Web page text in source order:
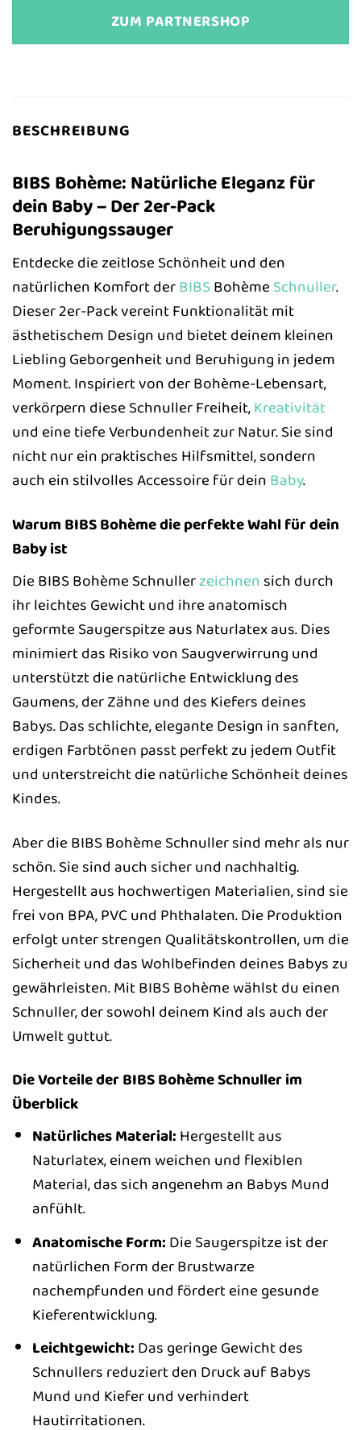
ZUM PARTNERSHOP
BESCHREIBUNG
BIBS Bohème: Natürliche Eleganz für
dein Baby – Der 2er-Pack
Beruhigungssauger
Entdecke die zeitlose Schönheit und den
natürlichen Komfort derBIBS BohèmeSchnuller.
Dieser 2er-Pack vereint Funktionalität mit
ästhetischem Design und bietet deinem kleinen
Liebling Geborgenheit und Beruhigung in jedem
Moment. Inspiriert von der Bohème-Lebensart,
verkörpern diese Schnuller Freiheit,Kreativität
und eine tiefe Verbundenheit zur Natur. Sie sind
nicht nur ein praktisches Hilfsmittel, sondern
auch ein stilvolles Accessoire für dein Baby.
Warum BIBS Bohème die perfekte Wahl für dein
Baby ist
Die BIBS Bohème Schnullerzeichnen sich durch
ihr leichtes Gewicht und ihre anatomisch
geformte Saugerspitze aus Naturlatex aus. Dies
minimiert das Risiko von Saugverwirrung und
unterstützt die natürliche Entwicklung des
Gaumens, der Zähne und des Kiefers deines
Babys. Das schlichte, elegante Design in sanften,
erdigen Farbtönen passt perfekt zu jedem Outfit
und unterstreicht die natürliche Schönheit deines
Kindes.
Aber die BIBS Bohème Schnuller sind mehr als nur
schön. Sie sind auch sicher und nachhaltig.
Hergestellt aus hochwertigen Materialien, sind sie
frei von BPA, PVC und Phthalaten. Die Produktion
erfolgt unter strengen Qualitätskontrollen, um die
Sicherheit und das Wohlbefinden deines Babys zu
gewährleisten. Mit BIBS Bohème wählst du einen
Schnuller, der sowohl deinem Kind als auch der
Umwelt guttut.
Die Vorteile der BIBS Bohème Schnuller im
Überblick
Natürliches Material: Hergestellt aus
Naturlatex, einem weichen und flexiblen
Material, das sich angenehm an Babys Mund
anfühlt.
Anatomische Form: Die Saugerspitze ist der
natürlichen Form der Brustwarze
nachempfunden und fördert eine gesunde
Kieferentwicklung.
Leichtgewicht: Das geringe Gewicht des
Schnullers reduziert den Druck auf Babys
Mund und Kiefer und verhindert
Hautirritationen.